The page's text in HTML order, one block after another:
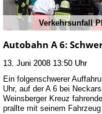
Verkehrsunfall
Autobahn A 6:
13. Juni 2008 13:50 Uhr
Ein folgenschwerer
Uhr, auf der A 6 bei
Weinsberger Kreuz
prallte mit seinem Fahrzeug